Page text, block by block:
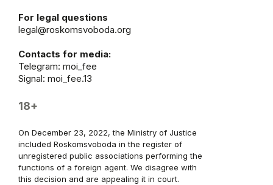
For legal questions
legal@roskomsvoboda.org
Contacts for media:
Telegram: moi_fee
Signal: moi_fee.13
18+
On December 23, 2022, the Ministry of Justice
included Roskomsvoboda in the register of
unregistered public associations performing the
functions of a foreign agent. We disagree with
this decision and are appealing it in court.